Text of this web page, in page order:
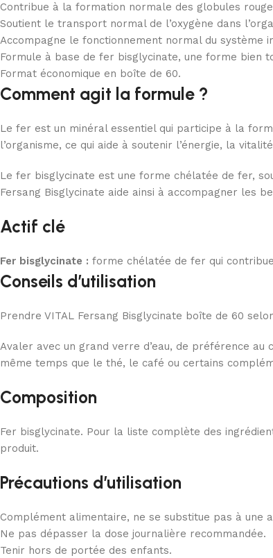
Contribue à la formation normale des globules
Soutient le transport normal de l’oxygène dans
Accompagne le fonctionnement normal du système
Formule à base de fer bisglycinate, une forme bien
Format économique en boîte de 60.
Comment agit la formule ?
Le fer est un minéral essentiel qui participe à la
l’organisme, ce qui aide à soutenir l’énergie, la
Le fer bisglycinate est une forme chélatée de fer,
Fersang Bisglycinate aide ainsi à accompagner les
Actif clé
Fer bisglycinate : forme chélatée de fer qui
Conseils d’utilisation
Prendre VITAL Fersang Bisglycinate boîte de 60
Avaler avec un grand verre d’eau, de préférence
même temps que le thé, le café ou certains
Composition
Fer bisglycinate. Pour la liste complète des
produit.
Précautions d’utilisation
Complément alimentaire, ne se substitue pas à une
Ne pas dépasser la dose journalière recommandée.
Tenir hors de portée des enfants.